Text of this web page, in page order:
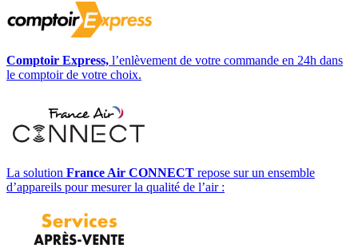
Comptoir Express, l’enlèvement de votre commande en 24h dans
le comptoir de votre choix.
La solution France Air CONNECT repose sur un ensemble
d’appareils pour mesurer la qualité de l’air :